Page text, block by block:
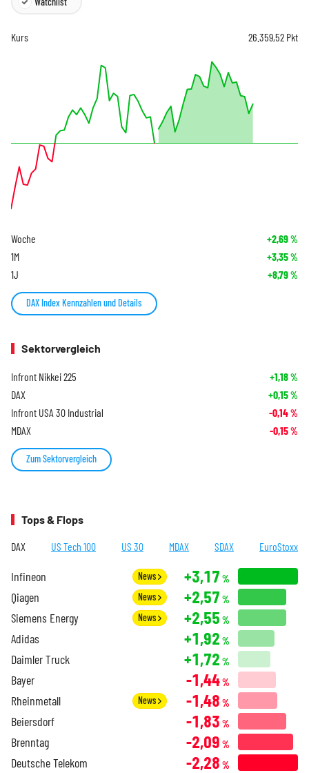
Kurs 26.359,52 Pkt
Woche +2,69%
1M +3,35%
1J +8,79%
DAX Index Kennzahlen und Details
Sektorvergleich
Infront Nikkei 225 +1,18%
DAX +0,15%
Infront USA 30 Industrial -0,14%
MDAX -0,15%
Zum Sektorvergleich
Tops & Flops
DAX US Tech 100 US 30 MDAX SDAX EuroStoxx
Infineon News +3,17 %
Qiagen News +2,57 %
Siemens Energy News +2,55 %
Adidas +1,92 %
Daimler Truck +1,72 %
Bayer -1,44%
Rheinmetall News -1,48 %
Beiersdorf -1,83 %
Brenntag -2,09 %
Deutsche Telekom -2,28 %